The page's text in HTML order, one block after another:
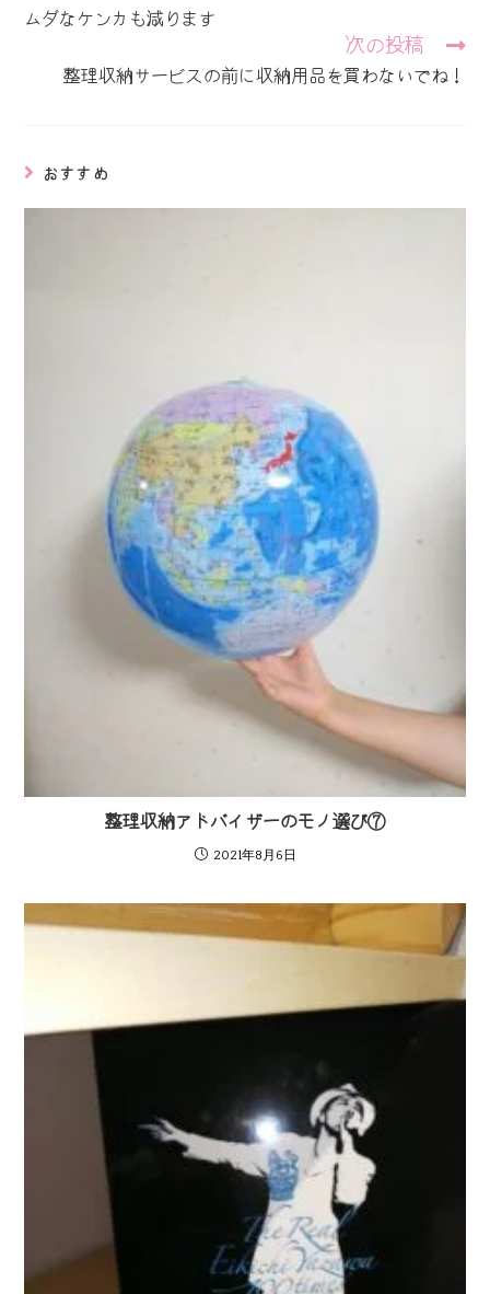
他
ムダなケンカも減ります
次の投稿
整理収納サービスの前に収納用品を買わないでね！
おすすめ
整理収納アドバイザーのモノ選び⑦
2021年8月6日